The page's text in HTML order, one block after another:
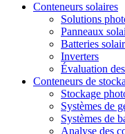
Conteneurs solaires
Solutions
Panneaux
Batteries
Inverters
Évaluation
Conteneurs de
Stockage
Systèmes de
Systèmes de
Analyse des